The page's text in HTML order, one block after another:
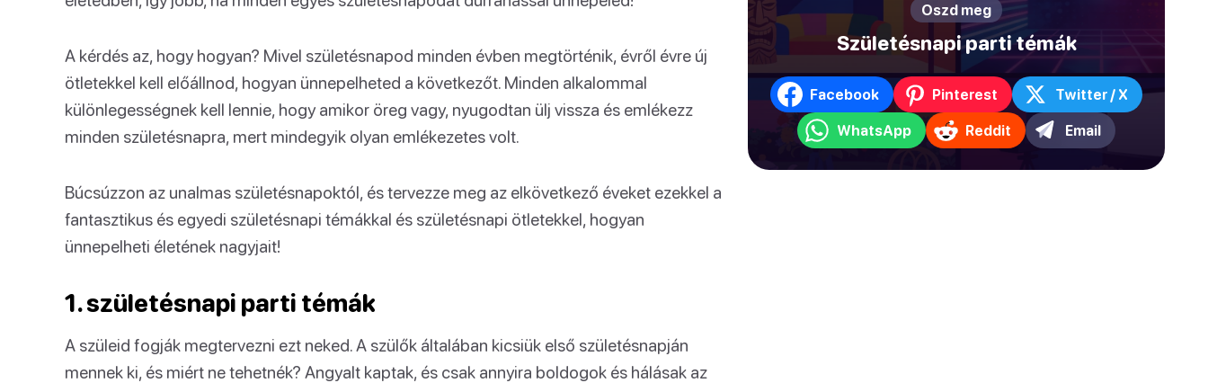
A kérdés az, hogy hogyan? Mivel születésnapod minden évben megtörténik, évről évre új
ötletekkel kell előállnod, hogyan ünnepelheted a következőt. Minden alkalommal
különlegességnek kell lennie, hogy amikor öreg vagy, nyugodtan ülj vissza és emlékezz
minden születésnapra, mert mindegyik olyan emlékezetes volt.
Búcsúzzon az unalmas születésnapoktól, és tervezze meg az elkövetkező éveket ezekkel a
fantasztikus és egyedi születésnapi témákkal és születésnapi ötletekkel, hogyan
ünnepelheti életének nagyjait!
1. születésnapi parti témák
A szüleid fogják megtervezni ezt neked. A szülők általában kicsiük első születésnapján
mennek ki, és miért ne tehetnék? Angyalt kaptak, és csak annyira boldogok és hálásak az
Oszd meg
Születésnapi parti témák
Facebook Pinterest Twitter / X
WhatsApp Reddit Email